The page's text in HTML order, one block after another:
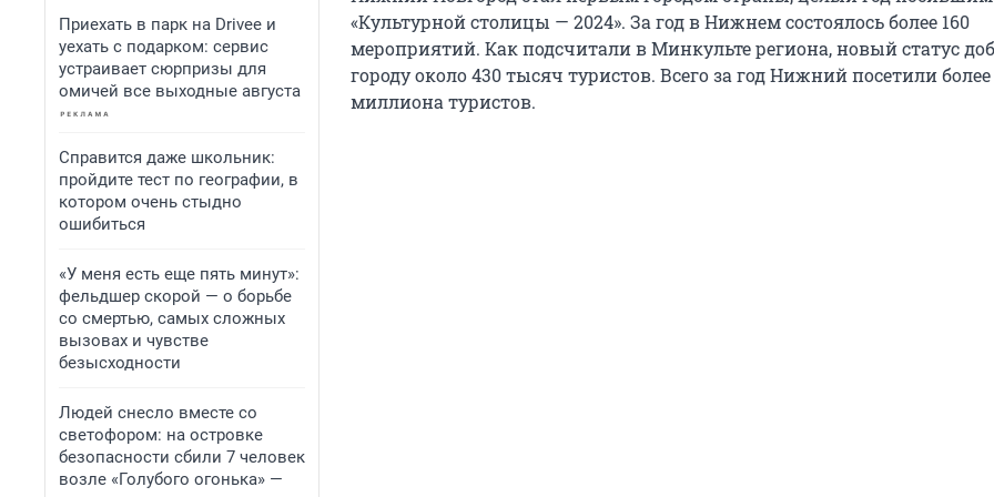
Приехать в парк на Drivee и
уехать с подарком: сервис
устраивает сюрпризы для
омичей все выходные августа
Справится даже школьник:
пройдите тест по географии, в
котором очень стыдно
ошибиться
«У меня есть еще пять минут»:
фельдшер скорой — о борьбе
со смертью, самых сложных
вызовах и чувстве
безысходности
Людей снесло вместе со
светофором: на островке
безопасности сбили 7 человек
возле «Голубого огонька» —
«Культурной столицы — 2024». За год в Нижнем состоялось более 160
мероприятий. Как подсчитали в Минкульте региона, новый статус
городу около 430 тысяч туристов. Всего за год Нижний посетили более
миллиона туристов.